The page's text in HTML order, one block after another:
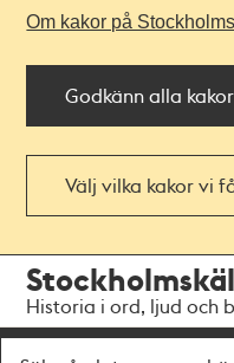
Om kakor på
Godkänn alla kakor
Välj vilka kakor vi
navigationen
huvudinnehållet
Historia i ord, ljud och